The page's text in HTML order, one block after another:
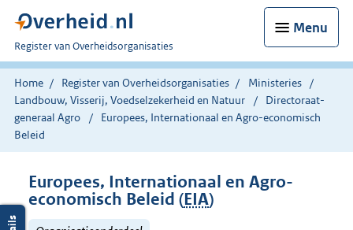
Menu
U
bent
nu
hier:
Register van Overheidsorganisaties
Home Register van Overheidsorganisaties
Ministeries
Landbouw, Visserij, Voedselzekerheid en Natuur
Directoraat-
generaal Agro
Europees, Internationaal en Agro-economisch
Beleid
Europees, Internationaal en Agro-
economisch Beleid (EIA)